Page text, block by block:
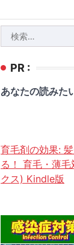
索:
PR :
あなたの読みた
育毛剤の効果:
る！ 育毛・薄
クス) Kindle版